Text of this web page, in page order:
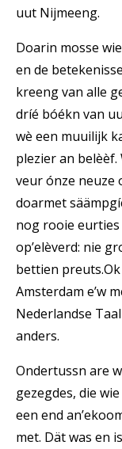
uut Nijmeeng.
Doarin mosse
en de
kreeng van alle
dríé bóékn van
wè een muuilijk
plezier an
veur ónze neuze
doarmet
nog rooie eurties
op’elèverd: nie
bettien
Amsterdam e’w
Nederlandse
anders.
Ondertussn are
gezegdes, die
een end
met. Dät was en